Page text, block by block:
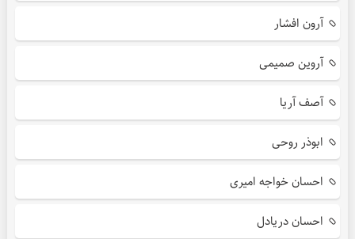
آرون افشار
آروین صمیمی
آصف آریا
ابوذر روحی
احسان خواجه امیری
احسان دریادل